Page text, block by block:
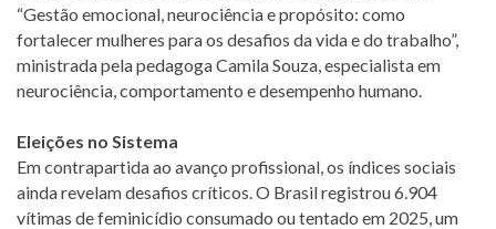
“Gestão emocional, neurociência e propósito: como
fortalecer mulheres para os desafios da vida e do trabalho”,
ministrada pela pedagoga Camila Souza, especialista em
neurociência, comportamento e desempenho humano.
Eleições no Sistema
Em contrapartida ao avanço profissional, os índices sociais
ainda revelam desafios críticos. O Brasil registrou 6.904
vítimas de feminicídio consumado ou tentado em 2025, um